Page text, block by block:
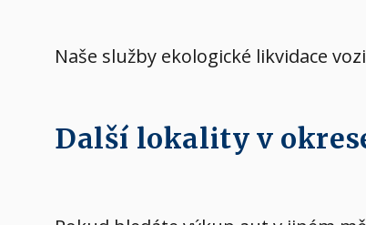
Naše služby ekologické likvidace
Další lokality v